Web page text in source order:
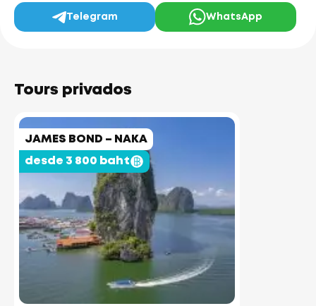
Telegram WhatsApp
Tours privados
JAMES BOND – NAKA
desde 3 800 baht